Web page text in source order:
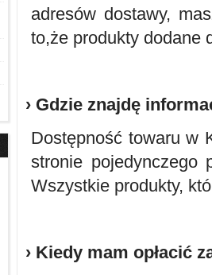
adresów dostawy,
to,że produkty dodane
› Gdzie znajdę
Dostępność towaru w
stronie pojedynczego
Wszystkie produkty,
› Kiedy mam opłacić